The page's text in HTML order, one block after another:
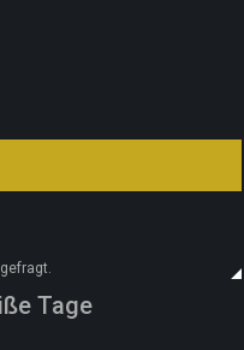
Tage